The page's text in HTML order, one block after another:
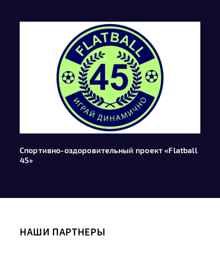
Спортивно-оздоровительный проект «Flatball
45»
НАШИ ПАРТНЕРЫ